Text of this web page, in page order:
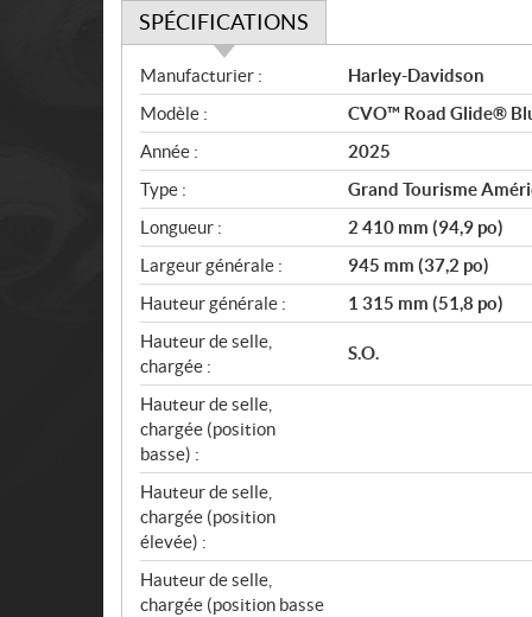
SPÉCIFICATIONS
S
p
é
c
i
f
i
c
a
t
i
o
n
s
Manufacturier :
Harley-Davidson
Modèle :
CVO™ Road Glide®
Année :
2025
Type :
Grand Tourisme
Longueur :
2 410 mm (94,9 po)
Largeur générale :
945 mm (37,2 po)
Hauteur générale :
1 315 mm (51,8 po)
Hauteur de selle,
chargée :
S.O.
Hauteur de selle,
chargée (position
basse) :
Hauteur de selle,
chargée (position
élevée) :
Hauteur de selle,
chargée (position basse